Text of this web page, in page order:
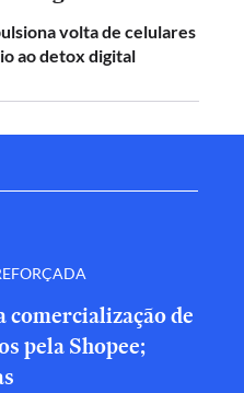
volta de celulares
ao detox digital
comercialização de
pela Shopee;